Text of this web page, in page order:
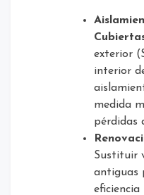
exterior
interior
medida
pérdidas
Sustituir
antiguas